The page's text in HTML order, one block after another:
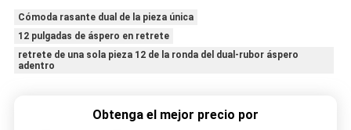
Cómoda rasante dual de la pieza única
12 pulgadas de áspero en retrete
retrete de una sola pieza 12 de la ronda del dual-rubor áspero
adentro
Obtenga el mejor precio por